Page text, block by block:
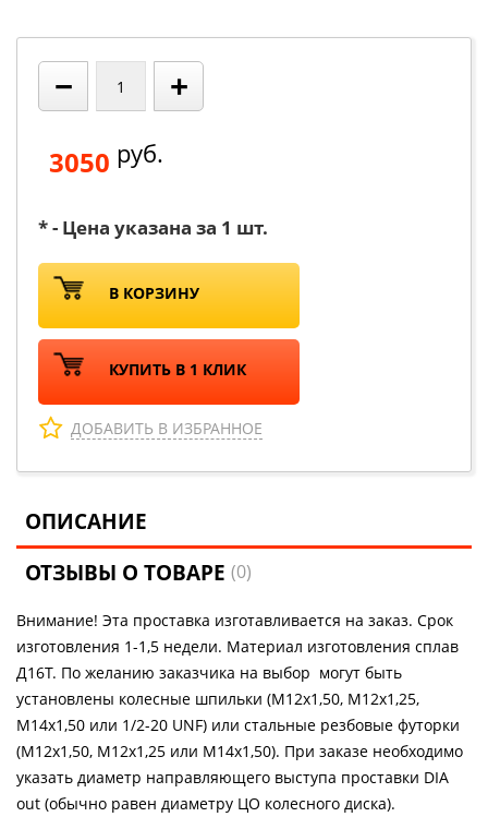
− +
3050 руб.
* - Цена указана за 1 шт.
В КОРЗИНУ
КУПИТЬ В 1 КЛИК
ДОБАВИТЬ В ИЗБРАННОЕ
ОПИСАНИЕ
ОТЗЫВЫ О ТОВАРЕ(0)
Внимание! Эта проставка изготавливается на заказ. Срок
изготовления 1-1,5 недели. Материал изготовления сплав
Д16Т. По желанию заказчика на выбор могут быть
установлены колесные шпильки (М12х1,50, М12х1,25,
М14х1,50 или 1/2-20 UNF) или стальные резбовые футорки
(М12х1,50, М12х1,25 или М14х1,50). При заказе необходимо
указать диаметр направляющего выступа проставки DIA
out (обычно равен диаметру ЦО колесного диска).